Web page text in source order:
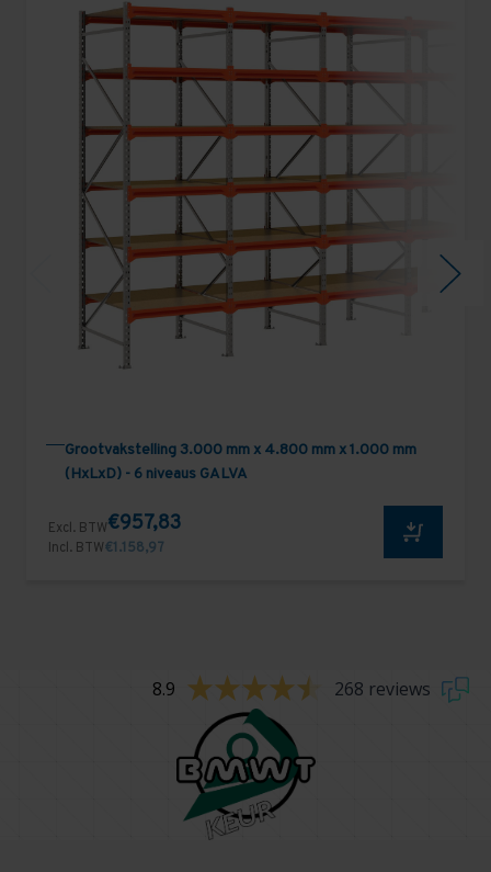
Grootvakstelling 3.000 mm x 4.800 mm x 1.000 mm
(HxLxD) - 6 niveaus GALVA
Excl. BTW€957,83
Incl. BTW€1.158,97
8.9 268 reviews